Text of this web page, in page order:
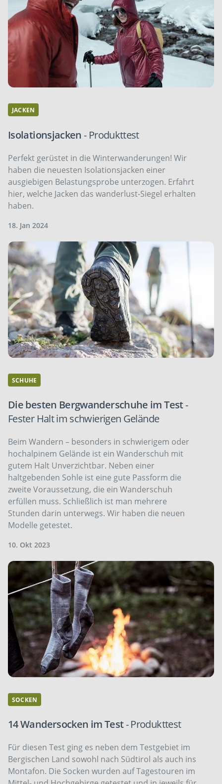
JACKEN
Isolationsjacken- Produkttest
Perfekt gerüstet in die Winterwanderungen! Wir
haben die neuesten Isolationsjacken einer
ausgiebigen Belastungsprobe unterzogen. Erfahrt
hier, welche Jacken das wanderlust-Siegel erhalten
haben.
18. Jan 2024
SCHUHE
Die besten Bergwanderschuhe im Test-
Fester Halt im schwierigen Gelände
Beim Wandern – besonders in schwierigem oder
hochalpinem Gelände ist ein Wanderschuh mit
gutem Halt Unverzichtbar. Neben einer
haltgebenden Sohle ist eine gute Passform die
zweite Voraussetzung, die ein Wanderschuh
erfüllen muss. Schließlich ist man mehrere
Stunden darin unterwegs. Wir haben die neuen
Modelle getestet.
10. Okt 2023
SOCKEN
14 Wandersocken im Test- Produkttest
Für diesen Test ging es neben dem Testgebiet im
Bergischen Land sowohl nach Südtirol als auch ins
Montafon. Die Socken wurden auf Tagestouren im